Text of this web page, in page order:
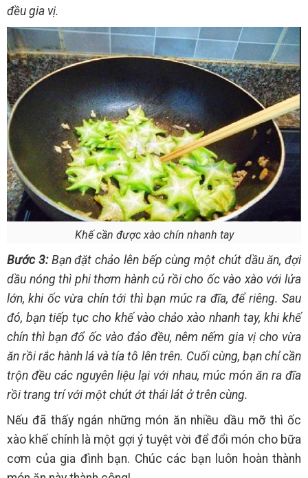
đều gia vị.
Khế cần được xào chín nhanh tay
Bước 3:Bạn đặt chảo lên bếp cùng một chút dầu ăn, đợi
dầu nóng thì phi thơm hành củ rồi cho ốc vào xào với lửa
lớn, khi ốc vừa chín tới thì bạn múc ra đĩa, để riêng. Sau
đó, bạn tiếp tục cho khế vào chảo xào nhanh tay, khi khế
chín thì bạn đổ ốc vào đảo đều, nêm nếm gia vị cho vừa
ăn rồi rắc hành lá và tía tô lên trên. Cuối cùng, bạn chỉ cần
trộn đều các nguyên liệu lại với nhau, múc món ăn ra đĩa
rồi trang trí với một chút ớt thái lát ở trên cùng.
Nếu đã thấy ngán những món ăn nhiều dầu mỡ thì ốc
xào khế chính là một gợi ý tuyệt vời để đổi món cho bữa
cơm của gia đình bạn. Chúc các bạn luôn hoàn thành